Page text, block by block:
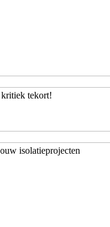
kritiek tekort!
isolatieprojecten